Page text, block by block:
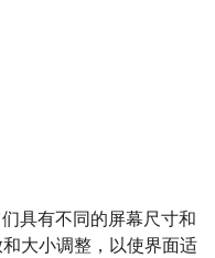
具有不同的屏幕尺寸和
大小调整，以使界面适